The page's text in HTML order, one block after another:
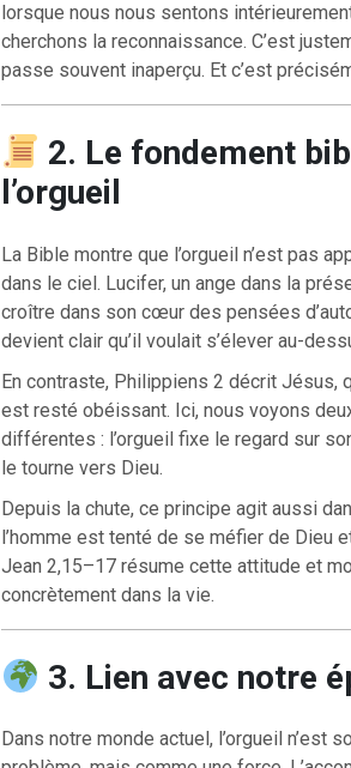
lorsque nous nous sentons
cherchons la reconnaissance. C’est
passe souvent inaperçu. Et c’est
2. Le fondement
l’orgueil
La Bible montre que l’orgueil n’est pas
dans le ciel. Lucifer, un ange dans la
croître dans son cœur des pensées
devient clair qu’il voulait s’élever au-
En contraste, Philippiens 2 décrit Jésus,
est resté obéissant. Ici, nous voyons
différentes : l’orgueil fixe le regard sur
le tourne vers Dieu.
Depuis la chute, ce principe agit aussi
l’homme est tenté de se méfier de Dieu
Jean 2,15–17 résume cette attitude et
concrètement dans la vie.
3. Lien avec notre
Dans notre monde actuel, l’orgueil n’est